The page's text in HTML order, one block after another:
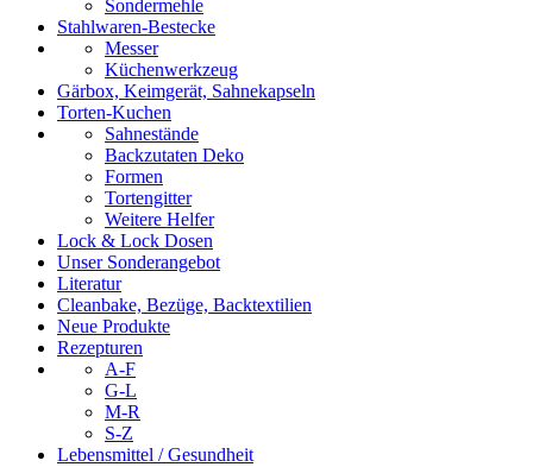
Sondermehle
Stahlwaren-Bestecke
Messer
Küchenwerkzeug
Gärbox, Keimgerät, Sahnekapseln
Torten-Kuchen
Sahnestände
Backzutaten Deko
Formen
Tortengitter
Weitere Helfer
Lock & Lock Dosen
Unser Sonderangebot
Literatur
Cleanbake, Bezüge, Backtextilien
Neue Produkte
Rezepturen
A-F
G-L
M-R
S-Z
Lebensmittel / Gesundheit